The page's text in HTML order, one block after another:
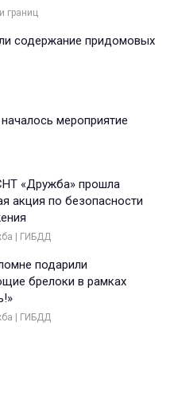
границ
содержание придомовых
мероприятие
«Дружба» прошла
акция по безопасности
| ГИБДД
подарили
брелоки в рамках
| ГИБДД